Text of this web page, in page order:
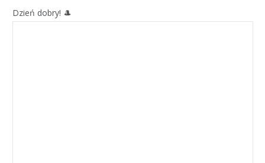
Dzień dobry! 🎩